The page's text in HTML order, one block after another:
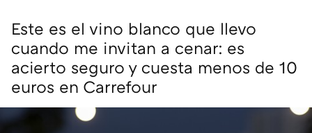
Este es el vino blanco que llevo
cuando me invitan a cenar: es
acierto seguro y cuesta menos de 10
euros en Carrefour